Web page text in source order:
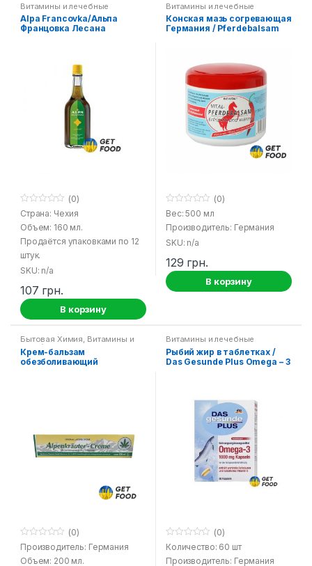
Витамины и лечебные
средства
Alpa Francovka/Альпа
Францовка Лесана
0
o
u
o
f
5
(0)
Страна: Чехия
Объем: 160 мл.
Продаётся упаковками по 12
штук.
SKU: n/a
107 грн.
В корзину
Витамины и лечебные
средства
Конская мазь согревающая
Германия / Pferdebalsam
0
o
u
o
5
(0)
Вес: 500 мл
Производитель: Германия
SKU: n/a
129 грн.
В корзину
Бытовая Химия, Витамины и
лечебные средства
Крем-бальзам
обезболивающий
0
o
u
(0)
Производитель: Германия
Объем: 200 мл.
Витамины и лечебные
средства
Рыбий жир в таблетках /
Das Gesunde Plus Omega – 3
0
o
u
(0)
Количество: 60 шт
Производитель: Германия